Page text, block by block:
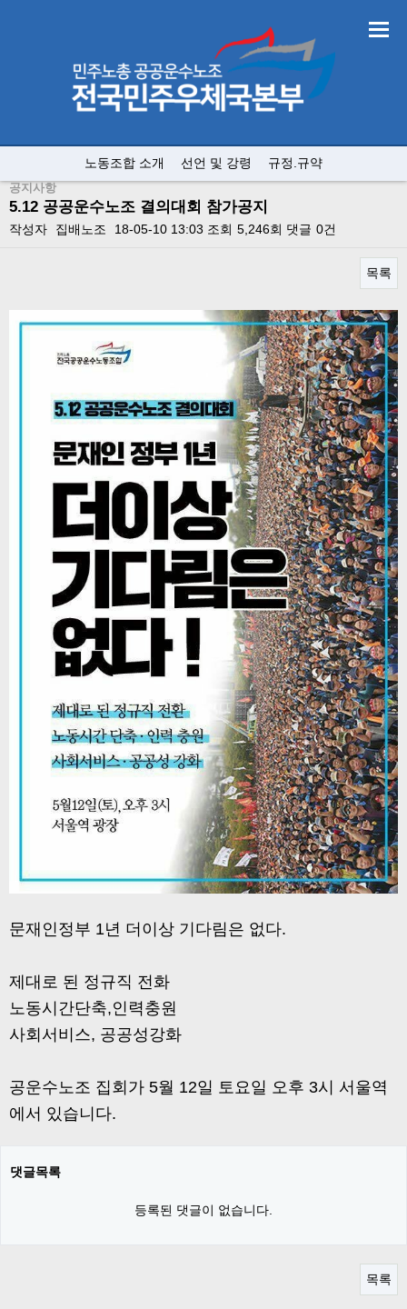
노동조합 소개 선언 및 강령 규정.규약
공지사항
5.12 공공운수노조 결의대회 참가공지
작성자 집배노조 18-05-10 13:03 조회 5,246회 댓글 0건
목록
문재인정부 1년 더이상 기다림은 없다.
제대로 된 정규직 전화
노동시간단축,인력충원
사회서비스, 공공성강화
공운수노조 집회가 5월 12일 토요일 오후 3시 서울역
에서 있습니다.
댓글목록
등록된 댓글이 없습니다.
목록